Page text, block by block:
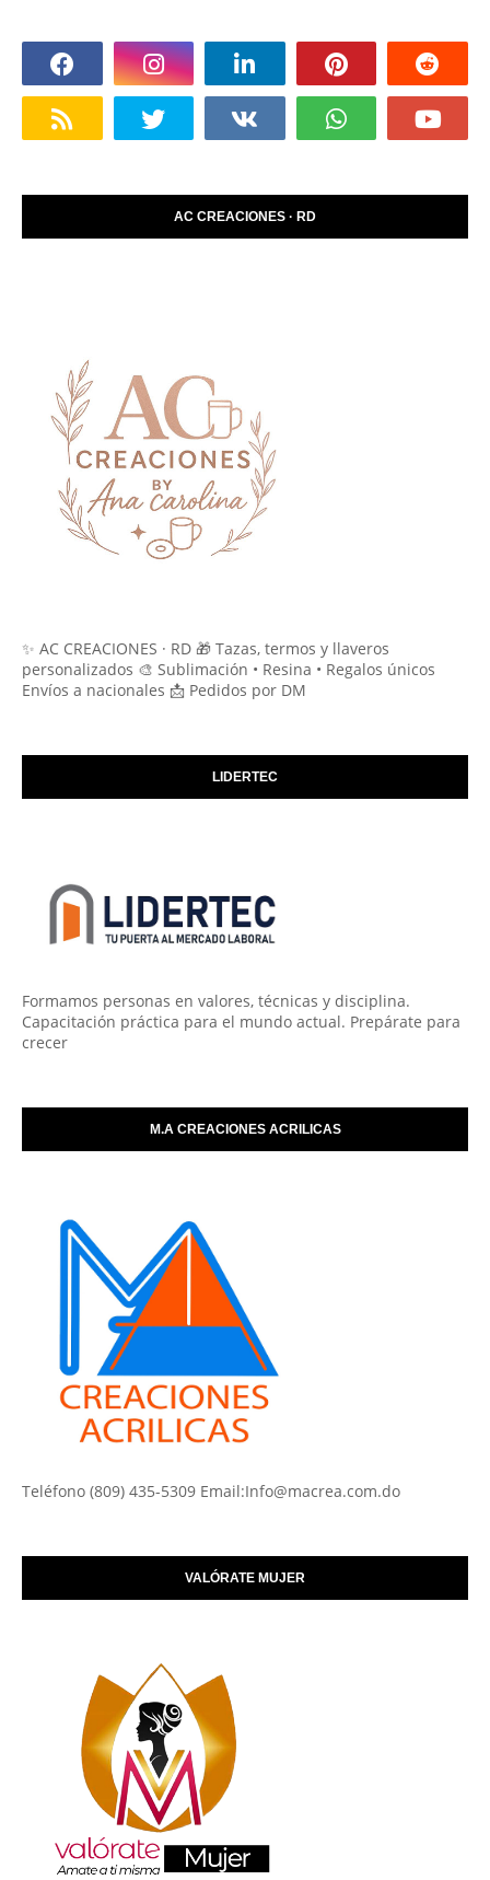
AC CREACIONES · RD
✨ AC CREACIONES · RD 🎁 Tazas, termos y llaveros
personalizados 🎨 Sublimación • Resina • Regalos únicos
Envíos a nacionales 📩 Pedidos por DM
LIDERTEC
Formamos personas en valores, técnicas y disciplina.
Capacitación práctica para el mundo actual. Prepárate para
crecer
M.A CREACIONES ACRILICAS
Teléfono (809) 435-5309 Email:Info@macrea.com.do
VALÓRATE MUJER